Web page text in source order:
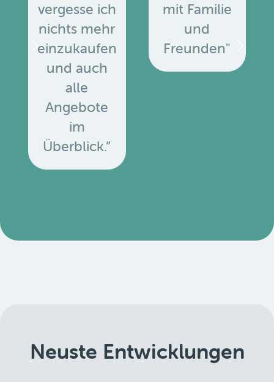
vergesse ich
nichts mehr
einzukaufen
und auch
alle
Angebote
im
Überblick.”
mit Familie
und
Freunden"
Neuste Entwicklungen